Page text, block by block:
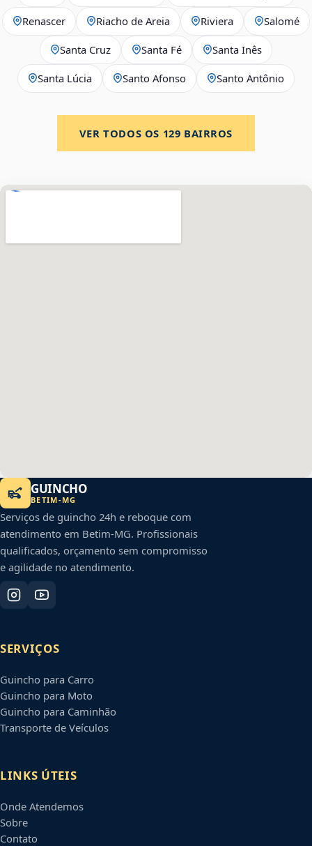
Renascer Riacho de Areia Riviera Salomé
Santa Cruz Santa Fé Santa Inês
Santa Lúcia Santo Afonso Santo Antônio
VER TODOS OS 129 BAIRROS
GUINCHO
BETIM-MG
Serviços de guincho 24h e reboque com
atendimento em Betim-MG. Profissionais
qualificados, orçamento sem compromisso
e agilidade no atendimento.
SERVIÇOS
Guincho para Carro
Guincho para Moto
Guincho para Caminhão
Transporte de Veículos
LINKS ÚTEIS
Onde Atendemos
Sobre
Contato